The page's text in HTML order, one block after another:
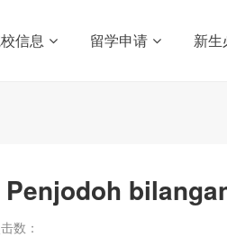
信息 留学申请 新生
数：